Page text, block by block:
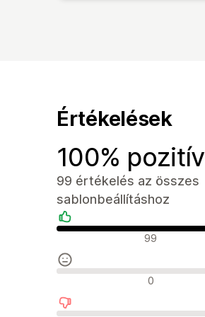
Értékelések
100% pozitív
99 értékelés az összes
sablonbeállításhoz
Pozitív értékelések
99
Semleges értékelések
0